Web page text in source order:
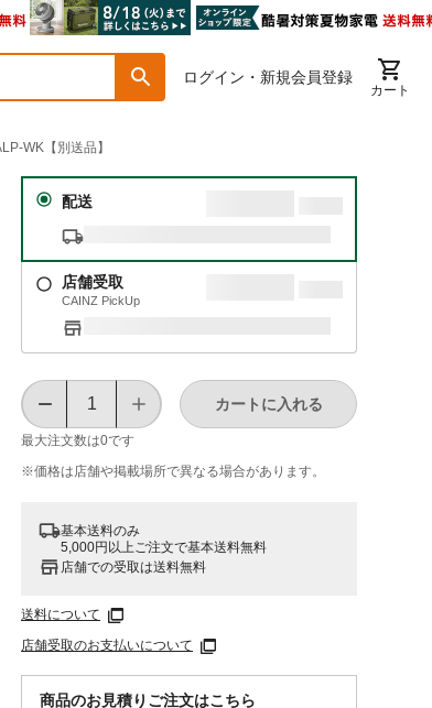
ログイン・新規会員登録
カート
WK【別送品】
配送
店舗受取
CAINZ PickUp
最大注文数は0です
カートに入れる
※価格は​店舗や​掲載場所で​異なる​場合が​あります。
基本送料のみ
5,000円以上ご注文で基本送料無料
店舗での受取は送料無料
送料について
店舗受取のお支払いについて
商品のお見積りご注文はこちら